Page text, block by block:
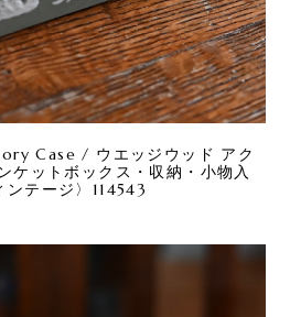
Case / ウエッジウッド アク
ケットボックス・収納・小物入
テージ〉114543